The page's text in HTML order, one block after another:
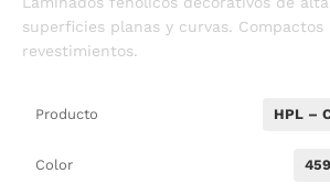
superficies planas y curvas. Compactos
revestimientos.
Producto HPL –
Color